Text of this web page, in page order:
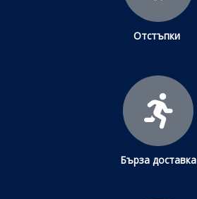
Отстъпки
Бърза доставка